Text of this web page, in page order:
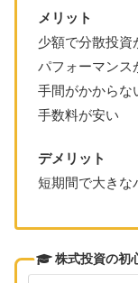
メリット
少額で分散投資
パフォーマンス
手間がかからな
手数料が安い
デメリット
短期間で大きな
株式投資の初